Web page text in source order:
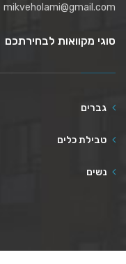
mikveholami@gmail.com
סוגי מקוואות לבחירתכם
גברים
טבילת כלים
נשים